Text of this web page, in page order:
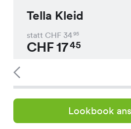
Tella Kleid
statt CHF 3495
CHF1745
Lookbook